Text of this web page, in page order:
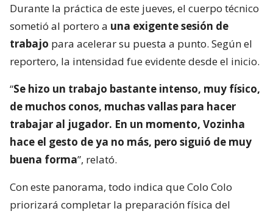
Durante la práctica de este jueves, el cuerpo técnico
sometió al portero a una exigente sesión de
trabajo para acelerar su puesta a punto. Según el
reportero, la intensidad fue evidente desde el inicio.
“Se hizo un trabajo bastante intenso, muy físico,
de muchos conos, muchas vallas para hacer
trabajar al jugador. En un momento, Vozinha
hace el gesto de ya no más, pero siguió de muy
buena forma”, relató.
Con este panorama, todo indica que Colo Colo
priorizará completar la preparación física del